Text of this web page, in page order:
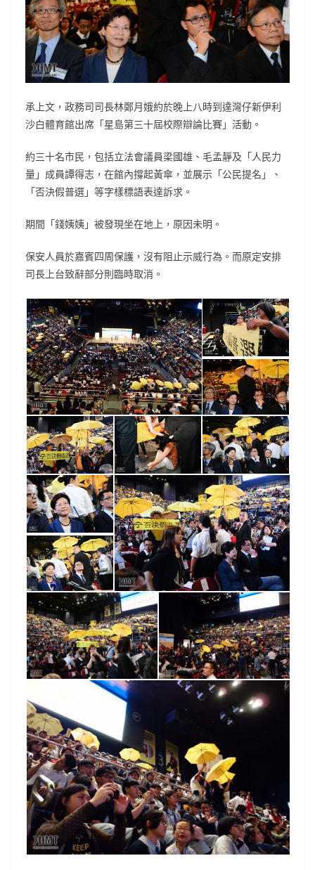
承上文，政務司司長林鄭月娥約於晚上八時到達灣仔新伊利
沙白體育館出席「星島第三十屆校際辯論比賽」活動。
約三十名市民，包括立法會議員梁國雄、毛孟靜及「人民力
量」成員譚得志，在館內撐起黃傘，並展示「公民提名」、
「否決假普選」等字樣標語表達訴求。
期間「錢姨姨」被發現坐在地上，原因未明。
保安人員於嘉賓四周保護，沒有阻止示威行為。而原定安排
司長上台致辭部分則臨時取消。